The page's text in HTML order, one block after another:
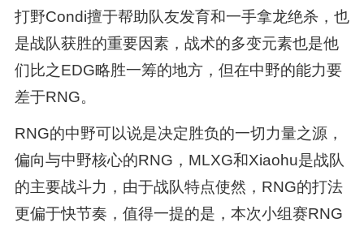
打野Condi擅于帮助队友发育和一手拿龙绝杀，也
是战队获胜的重要因素，战术的多变元素也是他
们比之EDG略胜一筹的地方，但在中野的能力要
差于RNG。
RNG的中野可以说是决定胜负的一切力量之源，
偏向与中野核心的RNG，MLXG和Xiaohu是战队
的主要战斗力，由于战队特点使然，RNG的打法
更偏于快节奏，值得一提的是，本次小组赛RNG